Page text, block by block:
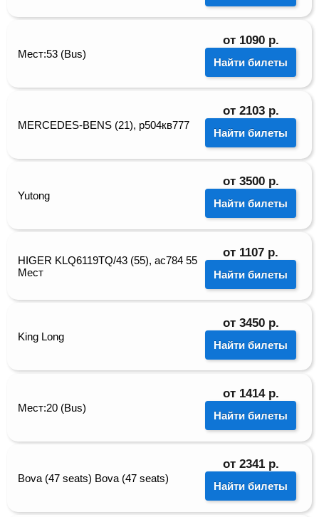
Мест:53 (Bus)
от 1090 р.
Найти билеты
MERCEDES-BENS (21), р504кв777
от 2103 р.
Найти билеты
Yutong
от 3500 р.
Найти билеты
HIGER KLQ6119ТQ/43 (55), ас784 55
Мест
от 1107 р.
Найти билеты
King Long
от 3450 р.
Найти билеты
Мест:20 (Bus)
от 1414 р.
Найти билеты
Bova (47 seats) Bova (47 seats)
от 2341 р.
Найти билеты